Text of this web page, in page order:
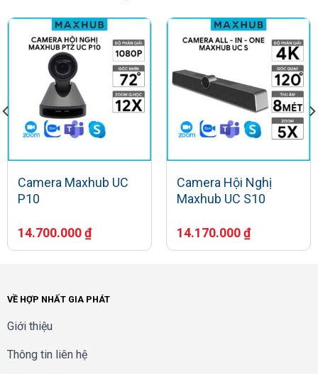
Camera Maxhub UC
P10
14.700.000₫
Camera Hội Nghị
Maxhub UC S10
14.170.000₫
VỀ HỢP NHẤT GIA PHÁT
Giới thiệu
Thông tin liên hệ